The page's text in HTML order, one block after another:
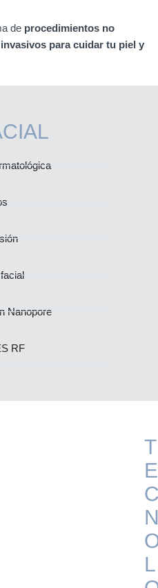
de procedimientos no
para cuidar tu piel y
Nanopore
RF
T
E
L